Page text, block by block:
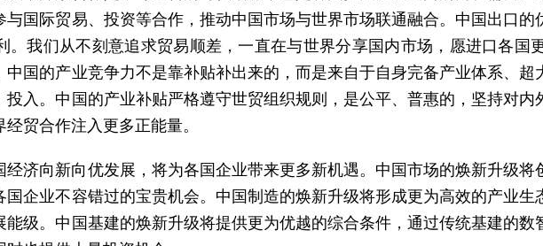
国际贸易、投资等合作，推动中国市场与世界市场联通融合。中国出口
。我们从不刻意追求贸易顺差，一直在与世界分享国内市场，愿进口各国
国的产业竞争力不是靠补贴补出来的，而是来自于自身完备产业体系、超
入。中国的产业补贴严格遵守世贸组织规则，是公平、普惠的，坚持对
贸合作注入更多正能量。
济向新向优发展，将为各国企业带来更多新机遇。中国市场的焕新升级
国企业不容错过的宝贵机会。中国制造的焕新升级将形成更为高效的产业
级。中国基建的焕新升级将提供更为优越的综合条件，通过传统基建的